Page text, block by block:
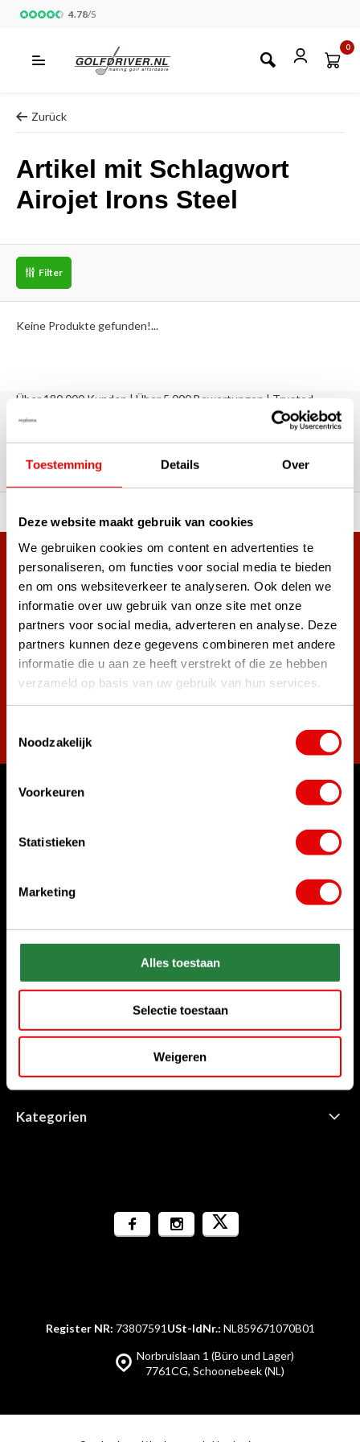
Toestemming Details Over
Deze website maakt gebruik van cookies
We gebruiken cookies om content en advertenties te
personaliseren, om functies voor social media te bieden
en om ons websiteverkeer te analyseren. Ook delen we
informatie over uw gebruik van onze site met onze
partners voor social media, adverteren en analyse. Deze
partners kunnen deze gegevens combineren met andere
informatie die u aan ze heeft verstrekt of die ze hebben
verzameld op basis van uw gebruik van hun services.
Noodzakelijk
Voorkeuren
Statistieken
Marketing
Alles toestaan
Selectie toestaan
Weigeren
4.78/5
0
Zurück
Artikel mit Schlagwort
Airojet Irons Steel
Filter
Keine Produkte gefunden!...
Über 180.000 Kunden | Über 5.000 Bewertungen | Trusted
Bewertungen: Das sagen unsere
Kunden
Mehr als 38.000 Kunden haben sich bereits
angemeldet.
Melde dich für den Newsletter an und verpasse nie wieder
die besten Golfangebote!
Rufen Sie uns an
Chatten Sie mit uns
Senden Sie uns eine E-Mail
sales@golfdriver.nl
Kundenservice
Informationen
Kategorien
Norbruislaan 1 (Büro und Lager)
7761CG, Schoonebeek (NL)
Register NR: 73807591 USt-IdNr.: NL859671070B01